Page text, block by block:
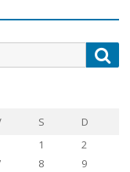
S
D
1
2
8
9